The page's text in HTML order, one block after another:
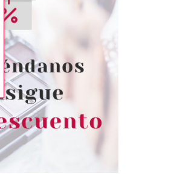
CATRICE PRIME AND FINE
BASE MATIF. Y AFINADORA DE
POROS 12 GR
Pvr 5.69€
-38%
desde